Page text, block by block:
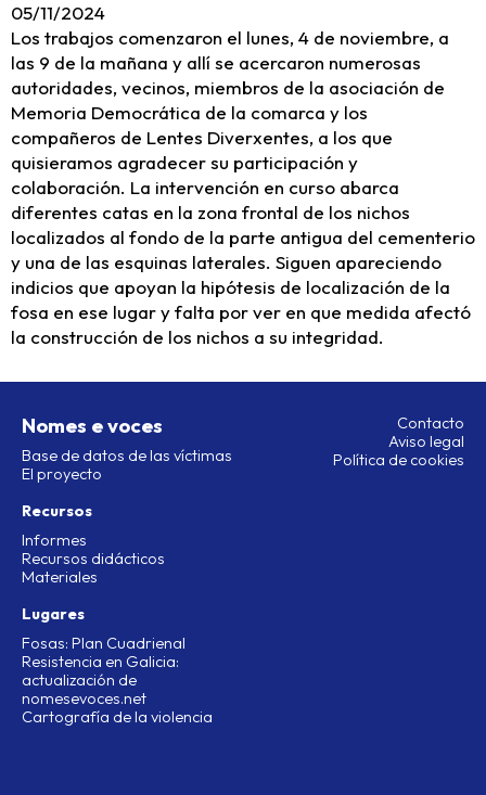
05/11/2024
Los trabajos comenzaron el lunes, 4 de noviembre, a
las 9 de la mañana y allí se acercaron numerosas
autoridades, vecinos, miembros de la asociación de
Memoria Democrática de la comarca y los
compañeros de Lentes Diverxentes, a los que
quisieramos agradecer su participación y
colaboración. La intervención en curso abarca
diferentes catas en la zona frontal de los nichos
localizados al fondo de la parte antigua del cementerio
y una de las esquinas laterales. Siguen apareciendo
indicios que apoyan la hipótesis de localización de la
fosa en ese lugar y falta por ver en que medida afectó
la construcción de los nichos a su integridad.
Nomes e voces
Base de datos de las víctimas
El proyecto
Recursos
Informes
Recursos didácticos
Materiales
Lugares
Fosas: Plan Cuadrienal
Resistencia en Galicia:
actualización de
nomesevoces.net
Cartografía de la violencia
Contacto
Aviso legal
Política de cookies